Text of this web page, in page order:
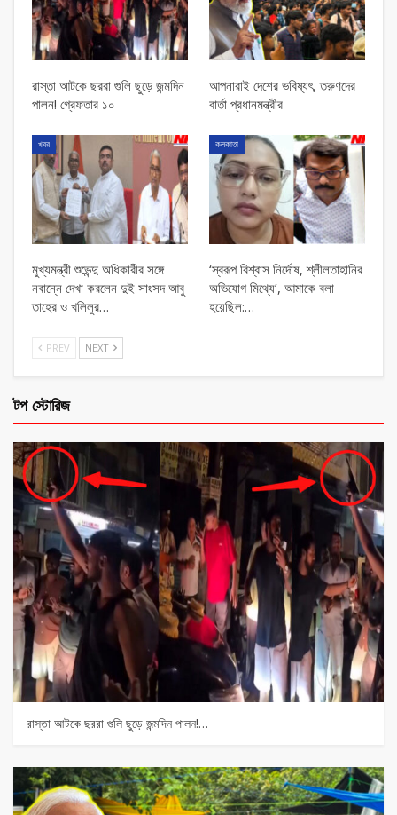
রাস্তা আটকে ছররা গুলি ছুড়ে জন্মদিন
পালন! গ্রেফতার ১০
আপনারাই দেশের ভবিষ্যৎ, তরুণদের
বার্তা প্রধানমন্ত্রীর
খবর
মুখ্যমন্ত্রী শুভেন্দু অধিকারীর সঙ্গে
নবান্নে দেখা করলেন দুই সাংসদ আবু
তাহের ও খলিলুর…
কলকাতা
‘স্বরূপ বিশ্বাস নির্দোষ, শ্লীলতাহানির
অভিযোগ মিথ্যে’, আমাকে বলা
হয়েছিল:…
PREV NEXT
টপ স্টোরিজ
রাস্তা আটকে ছররা গুলি ছুড়ে জন্মদিন পালন!…